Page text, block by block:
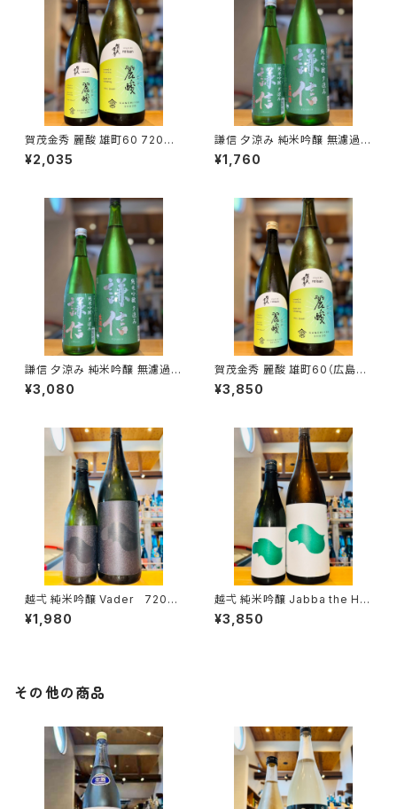
賀茂金秀 麗酸 雄町60 720ml
１本（金光酒造・広島県東広島市
黒瀬町）
¥2,035
謙信 夕涼み 純米吟醸 無濾過生
720ml１本（池田屋酒造・新潟
県糸魚川市新鉄）
¥1,760
謙信 夕涼み 純米吟醸 無濾過生
1800ml１本（池田屋酒造・新潟
県糸魚川市新鉄）
¥3,080
賀茂金秀 麗酸 雄町60（広島限
定）1800ml１本（金光酒造・広
島県東広島市黒瀬町）
¥3,850
越弌 純米吟醸 Vader 720ml
１本（株式会社越後鶴亀・新潟県
新潟市西蒲区竹野町）
¥1,980
越弌 純米吟醸 Jabba the H
1800ml１本（株式会社越後鶴
亀・新潟県新潟市西蒲区竹野
¥3,850
その他の商品